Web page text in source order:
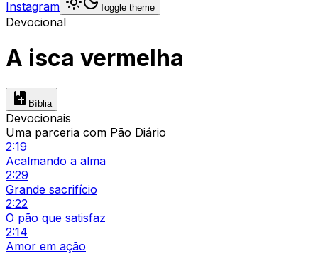
Instagram Toggle theme
Devocional
A isca vermelha
Bíblia
Devocionais
Uma parceria com Pão Diário
2:19
Acalmando a alma
2:29
Grande sacrifício
2:22
O pão que satisfaz
2:14
Amor em ação